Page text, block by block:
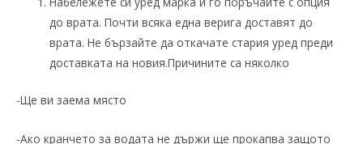
до врата. Почти всяка една верига доставят до
врата. Не бързайте да откачате стария уред преди
доставката на новия.Причините са няколко
-Ще ви заема място
-Ако кранчето за водата не държи ще прокапва защото